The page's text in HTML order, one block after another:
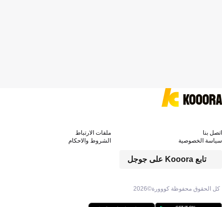
كل الحقوق محفوظة كووورة©2026
تابع Kooora على جوجل
اتصل بنا
ملفات الارتباط
سياسة الخصوصية
الشروط والاحكام